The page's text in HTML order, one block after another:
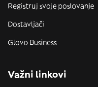
Registruj svoje poslovanje
Dostavljači
Glovo Business
Važni linkovi